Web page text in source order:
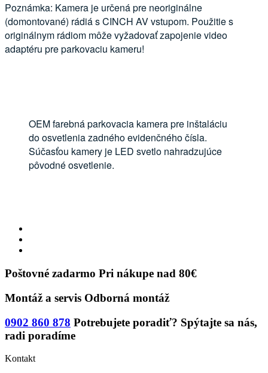
Poznámka: Kamera je určená pre neoriginálne
(domontované) rádiá s CINCH AV vstupom. Použitie s
originálnym rádiom môže vyžadovať zapojenie video
adaptéru pre parkovaciu kameru!
OEM farebná parkovacia kamera pre inštaláciu
do osvetlenia zadného evidenčného čísla.
Súčasťou kamery je LED svetlo nahradzujúce
pôvodné osvetlenie.
Poštovné zadarmo Pri nákupe nad 80€
Montáž a servis Odborná montáž
0902 860 878 Potrebujete poradiť? Spýtajte sa nás,
radi poradíme
Kontakt